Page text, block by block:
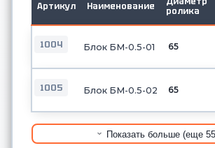
Артикул Наименование
ролика
1004 Блок БМ-0.5-01 65
1005 Блок БМ-0.5-02 65
Показать больше (еще